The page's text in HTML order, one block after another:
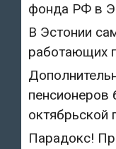
фонда РФ в
В Эстонии
работающих
пенсионеров
октябрьской
Парадокс!